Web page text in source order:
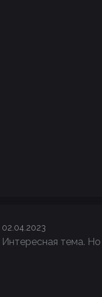
02.04.2023
Интересная тема.